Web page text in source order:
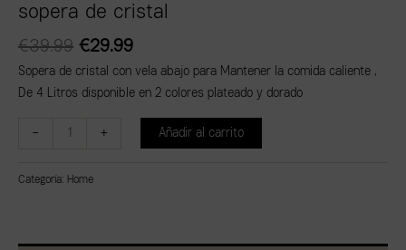
sopera de cristal
€39.99 €29.99
Sopera de cristal con vela abajo para Mantener la comida caliente ,
De 4 Litros disponible en 2 colores plateado y dorado
- + Añadir al carrito
Categoría: Home